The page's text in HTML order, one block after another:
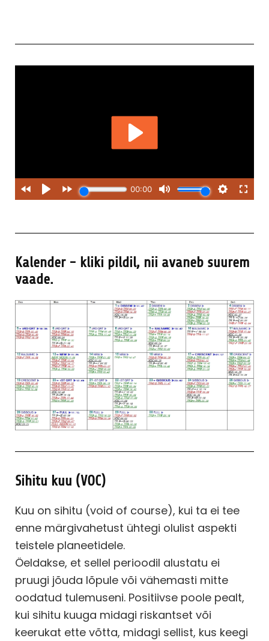
Kalender - kliki pildil, nii avaneb suurem
vaade.
Sihitu kuu (VOC)
Kuu on sihitu (void of course), kui ta ei tee
enne märgivahetust ühtegi olulist aspekti
teistele planeetidele.
Öeldakse, et sellel perioodil alustatu ei
pruugi jõuda lõpule või vähemasti mitte
oodatud tulemuseni. Positiivse poole pealt,
kui sihitu kuuga midagi riskantset või
keerukat ette võtta, midagi sellist, kus keegi